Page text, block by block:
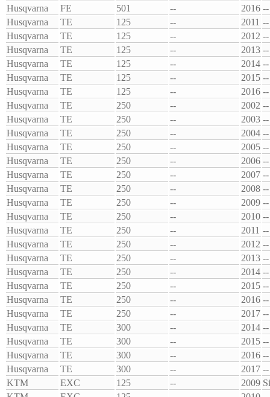
Husqvarna
FE 501 -- 2016 --
Husqvarna
TE 125 -- 2011 --
Husqvarna
TE 125 -- 2012 --
Husqvarna
TE 125 -- 2013 --
Husqvarna
TE 125 -- 2014 --
Husqvarna
TE 125 -- 2015 --
Husqvarna
TE 125 -- 2016 --
Husqvarna
TE 250 -- 2002 --
Husqvarna
TE 250 -- 2003 --
Husqvarna
TE 250 -- 2004 --
Husqvarna
TE 250 -- 2005 --
Husqvarna
TE 250 -- 2006 --
Husqvarna
TE 250 -- 2007 --
Husqvarna
TE 250 -- 2008 --
Husqvarna
TE 250 -- 2009 --
Husqvarna
TE 250 -- 2010 --
Husqvarna
TE 250 -- 2011 --
Husqvarna
TE 250 -- 2012 --
Husqvarna
TE 250 -- 2013 --
Husqvarna
TE 250 -- 2014 --
Husqvarna
TE 250 -- 2015 --
Husqvarna
TE 250 -- 2016 --
Husqvarna
TE 250 -- 2017 --
Husqvarna
TE 300 -- 2014 --
Husqvarna
TE 300 -- 2015 --
Husqvarna
TE 300 -- 2016 --
Husqvarna
TE 300 -- 2017 --
KTM
EXC 125 -- 2009